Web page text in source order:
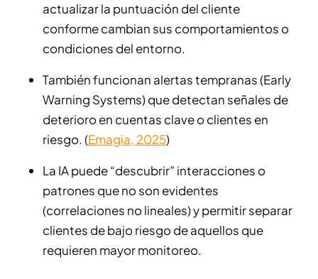
actualizar la puntuación del cliente
conforme cambian sus comportamientos o
condiciones del entorno.
También funcionan alertas tempranas (Early
Warning Systems) que detectan señales de
deterioro en cuentas clave o clientes en
riesgo. (Emagia, 2025)
La IA puede “descubrir” interacciones o
patrones que no son evidentes
(correlaciones no lineales) y permitir separar
clientes de bajo riesgo de aquellos que
requieren mayor monitoreo.